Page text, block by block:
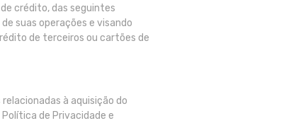
crédito, das seguintes
suas operações e visando
de terceiros ou cartões de
à aquisição do
de Privacidade e